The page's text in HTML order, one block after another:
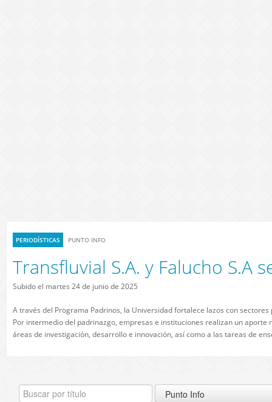
PERIODÍSTICAS PUNTO INFO
Transfluvial S.A. y Falucho S.A
Subido el martes 24 de junio de 2025
A través del Programa Padrinos, la Universidad fortalece lazos con
Por intermedio del padrinazgo, empresas e instituciones realizan un
áreas de investigación, desarrollo e innovación, así como a las tareas de